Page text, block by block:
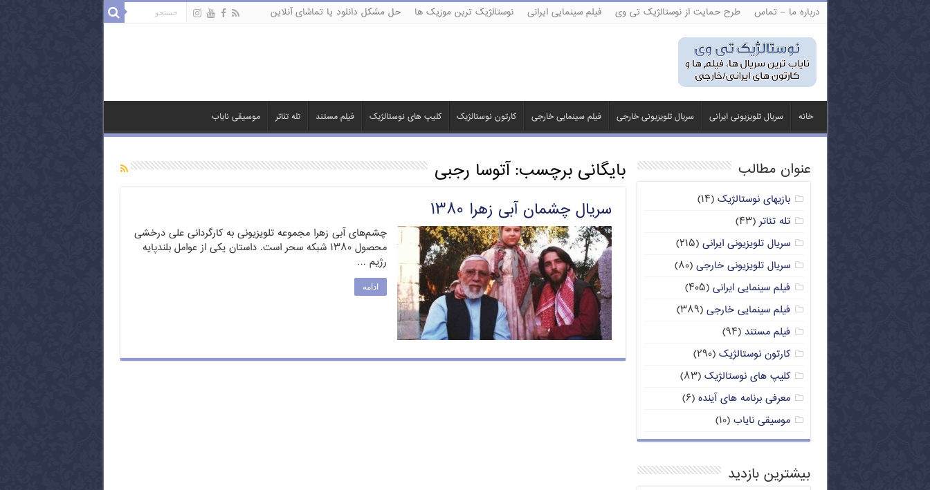
درباره ما – تماس طرح حمایت از نوستالژیک تی وی فیلم سینمایی ایرانی نوستالژیک ترین موزیک ها حل مشکل دانلود یا تماشای آنلاین
خانه سریال تلویزیونی ایرانی سریال تلویزیونی خارجی فیلم سینمایی خارجی کارتون نوستالژیک کلیپ های نوستالژیک فیلم مستند تله تئاتر موسیقی نایاب
بایگانی برچسب:آتوسا رجبی
سریال چشمان آبی زهرا ۱۳۸۰
چشم‌های آبی زهرا مجموعه تلویزیونی به کارگردانی علی درخشی
محصول ۱۳۸۰ شبکه سحر است. داستان یکی از عوامل بلندپایه
رژیم …
ادامه
عنوان مطالب
بازیهای نوستالژیک (۱۴)
تله تئاتر(۴۳)
سریال تلویزیونی ایرانی (۲۱۵)
سریال تلویزیونی خارجی (۸۰)
فیلم سینمایی ایرانی (۴۰۵)
فیلم سینمایی خارجی (۳۸۹)
فیلم مستند (۹۴)
کارتون نوستالژیک (۲۹۰)
کلیپ های نوستالژیک (۸۳)
معرفی برنامه های آینده (۶)
موسیقی نایاب (۱۰)
بیشترین بازدید